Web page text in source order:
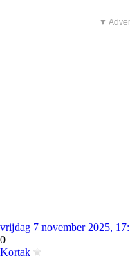
▼
vrijdag 7 november 2025,
0
Kortak